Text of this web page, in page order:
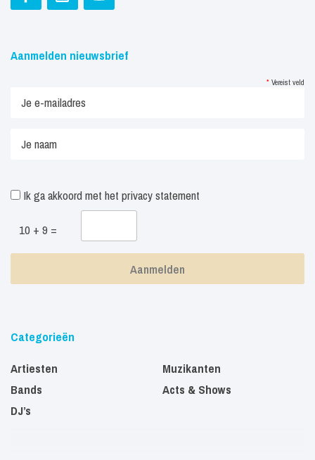
Aanmelden nieuwsbrief
* Vereist veld
Ik ga akkoord met het privacy statement
10 + 9 =
Categorieën
Artiesten
Bands
DJ’s
Muzikanten
Acts & Shows